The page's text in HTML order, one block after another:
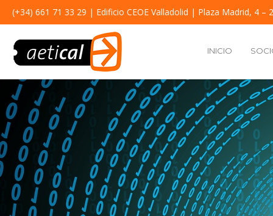
(+34) 661 71 33 29 | Edificio CEOE Valladolid | Plaza Madrid, 4 –
INICIO